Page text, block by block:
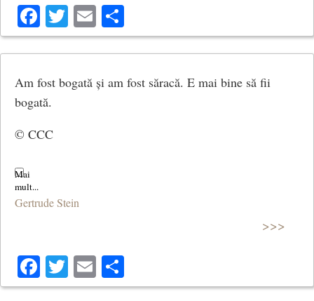
Facebook
Twitter
Email
Am fost bogată și am fost săracă. E mai bine să fii
bogată.
© CCC
Gertrude Stein
>>>
Facebook
Twitter
Email